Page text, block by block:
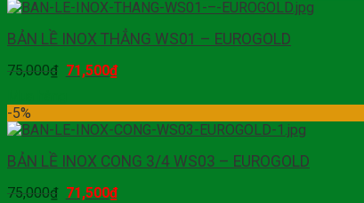
BẢN LỀ INOX THẲNG WS01 – EUROGOLD
75,000₫ 71,500₫
-5%
BẢN LỀ INOX CONG 3/4 WS03 – EUROGOLD
75,000₫ 71,500₫